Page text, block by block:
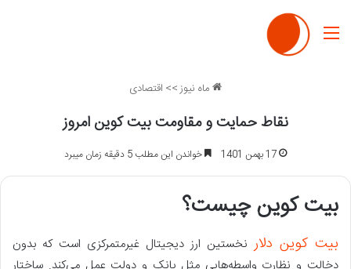
منو
ماه نیوز>> اقتصادی
نقاط حمایت و مقاومت بیت کوین امروز
17 بهمن 1401 خواندن این مطلب 5 دقیقه زمان میبرد
بیت کوین چیست؟
بیت کوین دلار نخستین ارز دیجیتال غیرمتمرکزی است که بدون
دخالت و نظارت واسطه‌هایی مثل بانک و دولت عمل می‌کند. ساختار